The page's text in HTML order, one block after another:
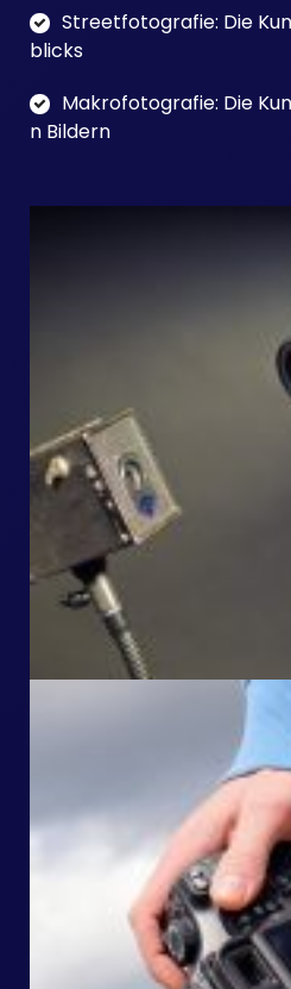
Streetfotografie: Die
blicks
Makrofotografie: Die
n Bildern